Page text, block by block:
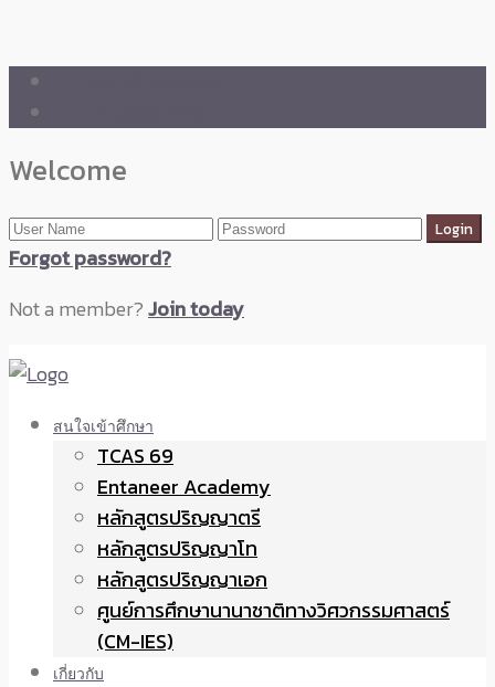
Welcome
Forgot password?
Not a member?Join today
สนใจเข้าศึกษา
TCAS 69
Entaneer Academy
หลักสูตรปริญญาตรี
หลักสูตรปริญญาโท
หลักสูตรปริญญาเอก
ศูนย์การศึกษานานาชาติทางวิศวกรรมศาสตร์
(CM-IES)
เกี่ยวกับ